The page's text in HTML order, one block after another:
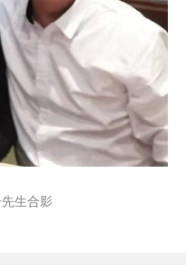
生合影